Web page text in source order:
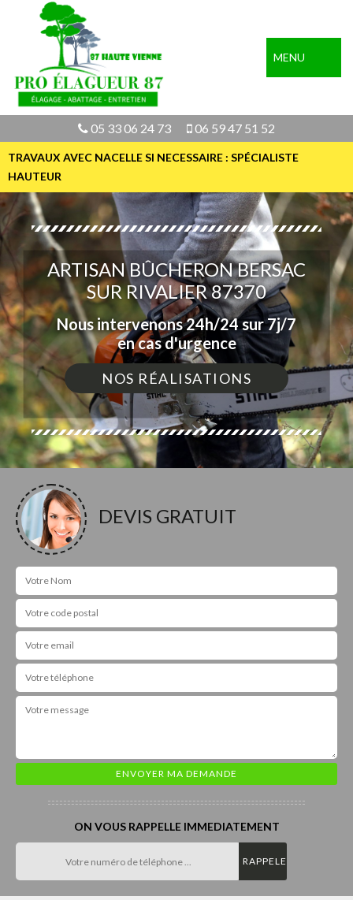
MENU
05 33 06 24 73 06 59 47 51 52
TRAVAUX AVEC NACELLE SI NECESSAIRE : SPÉCIALISTE
HAUTEUR
ARTISAN BÛCHERON BERSAC
SUR RIVALIER 87370
Nous intervenons 24h/24 sur 7j/7
en cas d'urgence
NOS RÉALISATIONS
DEVIS GRATUIT
ON VOUS RAPPELLE IMMEDIATEMENT